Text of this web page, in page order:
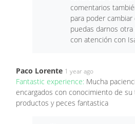
comentarios
para poder cambiar
puedas darnos
con atención con
Paco Lorente 1 year ago
Fantastic experience: Mucha
encargados con conocimiento de su
productos y peces fantastica